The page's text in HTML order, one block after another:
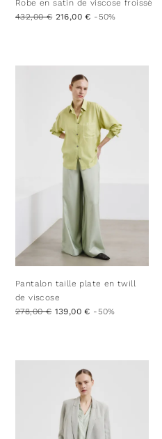
Robe en satin de viscose froissé
432,00 € 216,00 € -50%
Pantalon taille plate en twill
de viscose
278,00 € 139,00 € -50%